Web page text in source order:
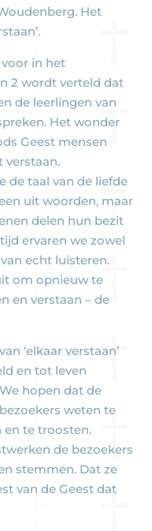
Het
voor in het
2 wordt verteld dat
de leerlingen van
Het wonder
Geest mensen
verstaan.
de taal van de liefde
uit woorden, maar
delen hun bezit
ervaren we zowel
echt luisteren.
om opnieuw te
en verstaan – de
‘elkaar verstaan’
en tot leven
hopen dat de
weten te
en te troosten.
de bezoekers
stemmen. Dat ze
van de Geest dat